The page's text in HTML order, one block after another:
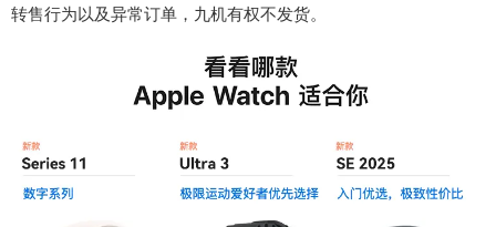
转售行为以及异常订单，九机有权不发货。